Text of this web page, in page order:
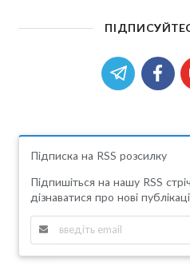
Підписка на RSS розсилку
Підпишіться на нашу RSS
дізнаватися про нові